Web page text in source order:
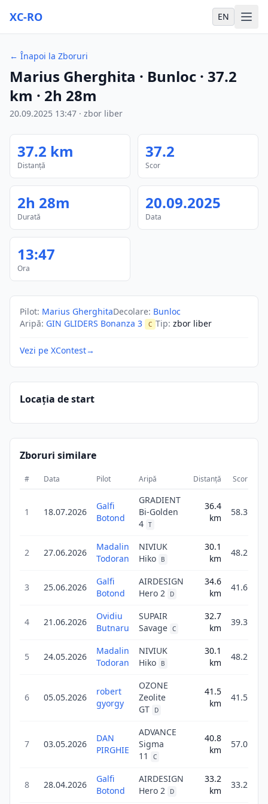
XC-RO EN
← Înapoi la Zboruri
Marius Gherghita · Bunloc · 37.2
km · 2h 28m
20.09.2025 13:47 · zbor liber
37.2 km
Distanță
37.2
Scor
2h 28m
Durată
20.09.2025
Data
13:47
Ora
Pilot: Marius GherghitaDecolare: Bunloc
Aripă: GIN GLIDERS Bonanza 3 C Tip: zbor liber
Vezi pe XContest→
Locația de start
Zboruri similare
# Data Pilot Aripă Distanță Scor
1 18.07.2026
Galfi
Botond
GRADIENT
Bi-Golden
4 T
36.4
km
58.3
2 27.06.2026
Madalin
Todoran
NIVIUK
Hiko
B
30.1
km
48.2
3 25.06.2026
Galfi
Botond
AIRDESIGN
Hero 2
D
34.6
km
41.6
4 21.06.2026
Ovidiu
Butnaru
SUPAIR
Savage C
32.7
km
39.3
5 24.05.2026
Madalin
Todoran
NIVIUK
Hiko
B
30.1
km
48.2
6 05.05.2026
robert
gyorgy
OZONE
Zeolite
GT
D
41.5
km
41.5
7 03.05.2026
DAN
PIRGHIE
ADVANCE
Sigma
11
C
40.8
km
57.0
8 28.04.2026
Galfi
Botond
AIRDESIGN
Hero 2
D
33.2
km
33.2